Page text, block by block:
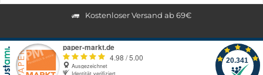
Kostenloser Versand ab 69€